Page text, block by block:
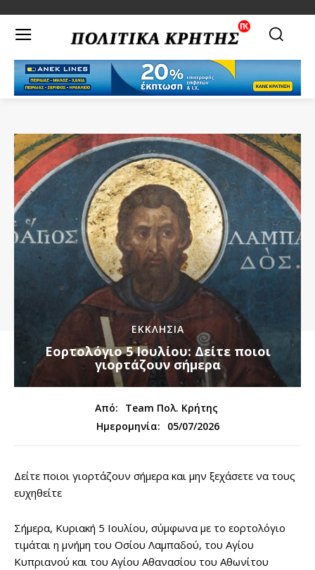
ΕΚΚΛΗΣΙΑ
Εορτολόγιο 5 Ιουλίου: Δείτε ποιοι
γιορτάζουν σήμερα
Από:
Team Πολ. Κρήτης
Ημερομηνία:
05/07/2026
Δείτε ποιοι γιορτάζουν σήμερα και μην ξεχάσετε να τους
ευχηθείτε
Σήμερα, Κυριακή 5 Ιουλίου, σύμφωνα με το εορτολόγιο
τιμάται η μνήμη του Οσίου Λαμπαδού, του Αγίου
Κυπριανού και του Αγίου Αθανασίου του Αθωνίτου